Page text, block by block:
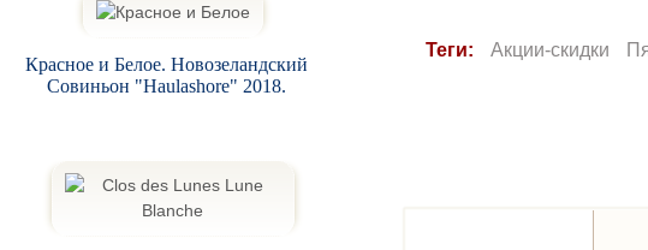
Теги: Акции-скидки
Красное и Белое. Новозеландский
Совиньон "Haulashore" 2018.